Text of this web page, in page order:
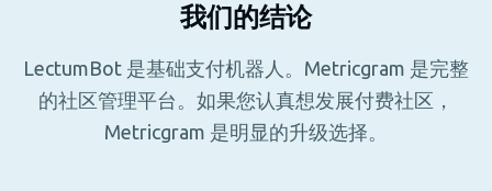
我们的结论
LectumBot 是基础支付机器人。Metricgram 是完整
的社区管理平台。如果您认真想发展付费社区，
Metricgram 是明显的升级选择。